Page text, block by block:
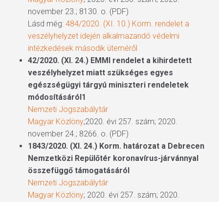
november 23.; 8130. o. (PDF)
Lásd még: 484/2020. (XI. 10.) Korm. rendelet a
veszélyhelyzet idején alkalmazandó védelmi
intézkedések második üteméről
42/2020. (XI. 24.) EMMI rendelet a kihirdetett
veszélyhelyzet miatt szükséges egyes
egészségügyi tárgyú miniszteri rendeletek
módosításáról1
Nemzeti Jogszabálytár
Magyar Közlöny;2020. évi 257. szám; 2020.
november 24.; 8266. o. (PDF)
1843/2020. (XI. 24.) Korm. határozat a Debrecen
Nemzetközi Repülőtér koronavírus-járvánnyal
összefüggő támogatásáról
Nemzeti Jogszabálytár
Magyar Közlöny; 2020. évi 257. szám; 2020.